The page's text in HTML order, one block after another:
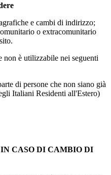
e cambi di indirizzo;
o extracomunitario
è utilizzabile nei seguenti
di persone che non siano già
Italiani Residenti all'Estero)
CASO DI CAMBIO DI